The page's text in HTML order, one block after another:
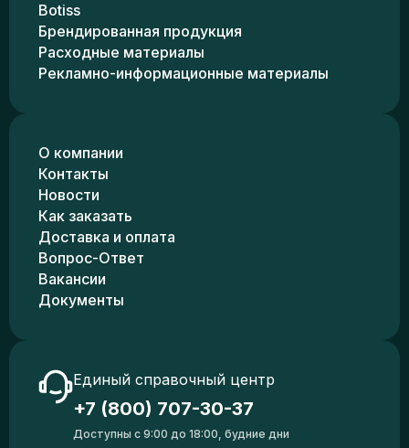
Botiss
Брендированная продукция
Расходные материалы
Рекламно-информационные материалы
О компании
Контакты
Новости
Как заказать
Доставка и оплата
Вопрос-Ответ
Вакансии
Документы
Единый справочный центр
+7 (800) 707-30-37
Доступны с 9:00 до 18:00, будние дни